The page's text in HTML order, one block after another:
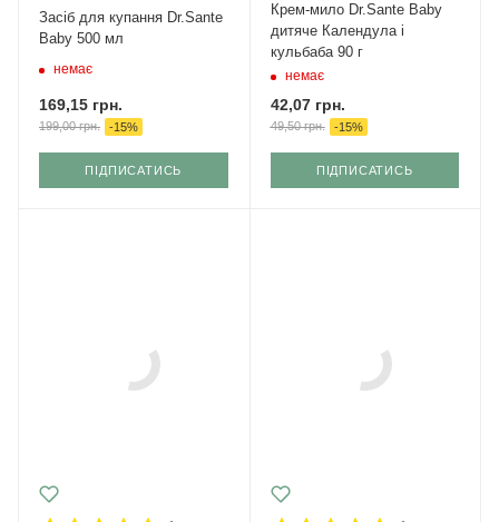
Засіб для купання Dr.Sante
Baby 500 мл
немає
169,15 грн.
199,00грн. -15%
ПІДПИСАТИСЬ
Крем-мило Dr.Sante Baby
дитяче Календула і
кульбаба 90 г
немає
42,07грн.
49,50грн. -15%
ПІДПИСАТИСЬ